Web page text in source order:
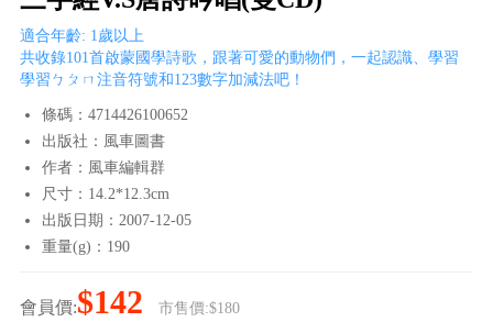
適合年齡: 1歲以上
共收錄101首啟蒙國學詩歌，跟著可愛的動物們，一起認識、學習
學習ㄅㄆㄇ注音符號和123數字加減法吧！
條碼：4714426100652
出版社：風車圖書
作者：風車編輯群
尺寸：14.2*12.3cm
出版日期：2007-12-05
重量(g)：190
會員價:$142 市售價:$180